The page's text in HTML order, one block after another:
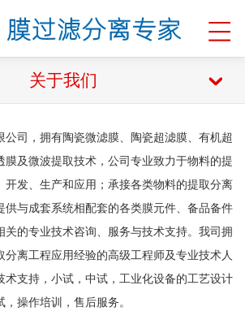
关于我们
公司，拥有陶瓷微滤膜、陶瓷超滤膜、有机超
膜及微波提取技术，公司专业致力于物料的提
开发、生产和应用；承接各类物料的提取分离
供与成套系统相配套的各类膜元件、备品备件
关的专业技术咨询、服务与技术支持。我司拥
分离工程应用经验的高级工程师及专业技术人
术支持，小试，中试，工业化设备的工艺设计
操作培训，售后服务。